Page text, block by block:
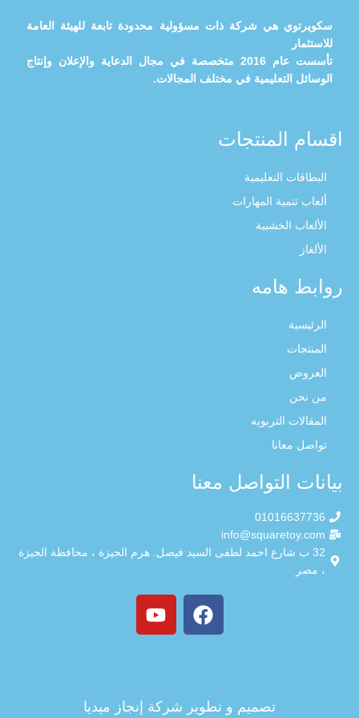
سكويرتوي هي شركة ذات مسؤولية محدودة تابعة للهيئة العامة
للاستثمار
تأسست عام 2016 متخصصة في مجال الدعاية والإعلان وإنتاج
الوسائل التعليمية في مختلف المجالات.
اقسام المنتجات
البطاقات التعليمية
ألعاب تنمية المهارات
الألعاب الخشبية
الألغاز
روابط هامه
الرئيسية
المنتجات
العروض
من نحن
المقالات التربويه
تواصل معانا
بيانات التواصل معنا
01016637736
info@squaretoy.com
32 ب شارع احمد لطفى السيد فيصل. هرم الجيزة ، محافظة الجيزة
، مصر
تصميم و تطوير شركة إنجاز ميديا